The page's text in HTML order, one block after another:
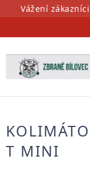
PřejítVážení
T MINI